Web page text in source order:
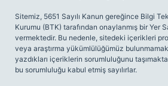
Sitemiz, 5651 Sayılı Kanun gereğince Bilgi
Kurumu (BTK) tarafından onaylanmış bir Yer
vermektedir. Bu nedenle, sitedeki içerikleri
veya araştırma yükümlülüğümüz
yazdıkları içeriklerin sorumluluğunu
bu sorumluluğu kabul etmiş sayılırlar.